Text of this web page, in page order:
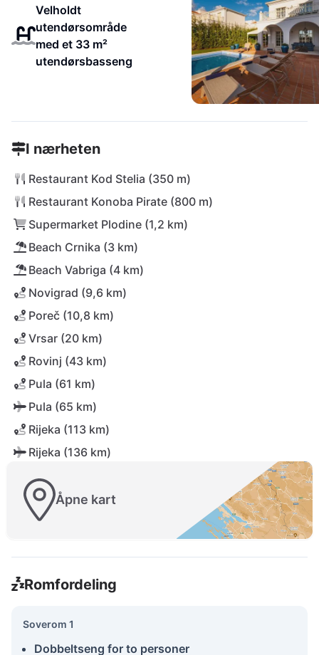
Velholdt
utendørsområde
med et 33 m²
utendørsbasseng
I nærheten
Restaurant Kod Stelia (350 m)
Restaurant Konoba Pirate (800 m)
Supermarket Plodine (1,2 km)
Beach Crnika (3 km)
Beach Vabriga (4 km)
Novigrad (9,6 km)
Poreč (10,8 km)
Vrsar (20 km)
Rovinj (43 km)
Pula (61 km)
Pula (65 km)
Rijeka (113 km)
Rijeka (136 km)
Åpne kart
Romfordeling
Soverom 1
Dobbeltseng for to personer